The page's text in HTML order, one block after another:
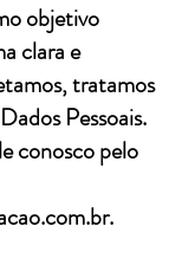
objetivo
clara e
tratamos
Pessoais.
conosco pelo
.